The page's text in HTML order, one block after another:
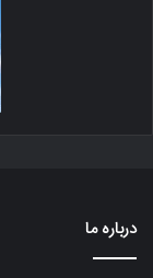
درباره ما